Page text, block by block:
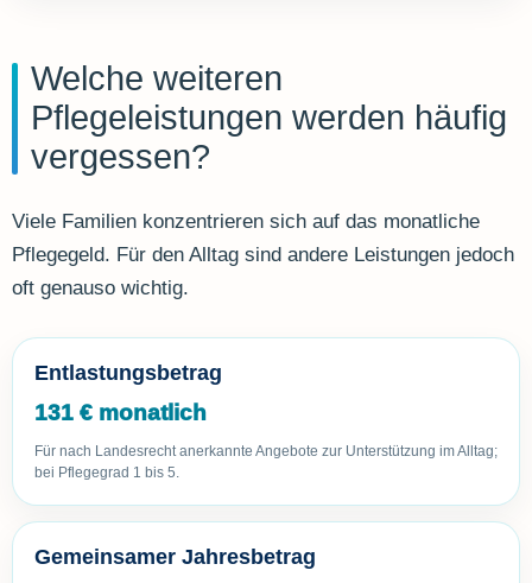
Welche weiteren
Pflegeleistungen werden häufig
vergessen?
Viele Familien konzentrieren sich auf das monatliche
Pflegegeld. Für den Alltag sind andere Leistungen jedoch
oft genauso wichtig.
Entlastungsbetrag
131 € monatlich
Für nach Landesrecht anerkannte Angebote zur Unterstützung im Alltag;
bei Pflegegrad 1 bis 5.
Gemeinsamer Jahresbetrag